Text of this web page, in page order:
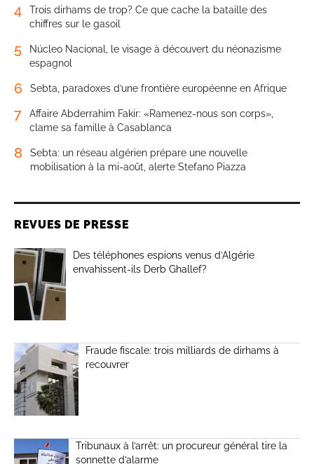
4
Trois dirhams de trop? Ce que cache la bataille des
chiffres sur le gasoil
5
Núcleo Nacional, le visage à découvert du néonazisme
espagnol
6 Sebta, paradoxes d’une frontière européenne en Afrique
7
Affaire Abderrahim Fakir: «Ramenez-nous son corps»,
clame sa famille à Casablanca
8
Sebta: un réseau algérien prépare une nouvelle
mobilisation à la mi-août, alerte Stefano Piazza
REVUES DE PRESSE
Des téléphones espions venus d’Algérie
envahissent-ils Derb Ghallef?
Fraude fiscale: trois milliards de dirhams à
recouvrer
Tribunaux à l’arrêt: un procureur général tire la
sonnette d’alarme